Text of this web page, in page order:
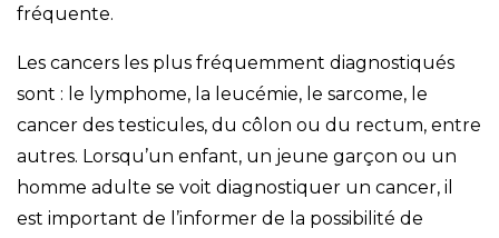
fréquente.
Les cancers les plus fréquemment diagnostiqués
sont : le lymphome, la leucémie, le sarcome, le
cancer des testicules, du côlon ou du rectum, entre
autres. Lorsqu’un enfant, un jeune garçon ou un
homme adulte se voit diagnostiquer un cancer, il
est important de l’informer de la possibilité de